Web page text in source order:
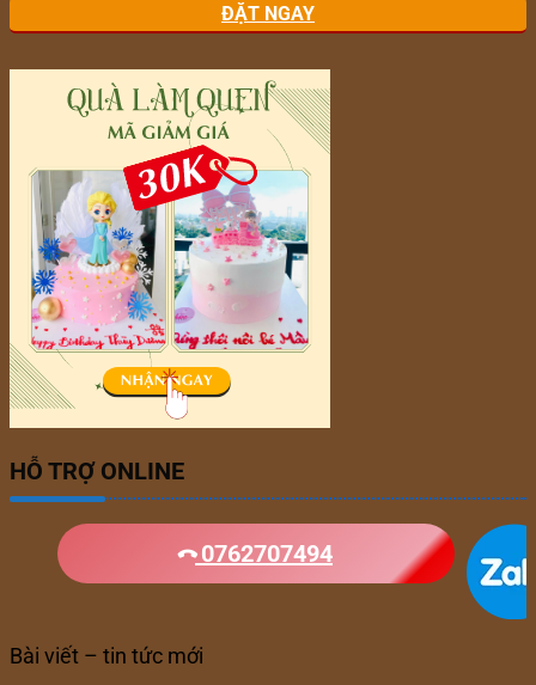
ĐẶT NGAY
HỖ TRỢ ONLINE
0762707494
Bài viết – tin tức mới